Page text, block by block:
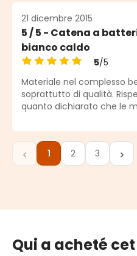
21 dicembre 2015
5 / 5 - Catena a
bianco caldo
Note moyenne de 5 sur
5/5
Materiale nel complesso
soprattutto di qualità.
quanto dichiarato che le
Page
1 Page
2 Page
3
Qui a acheté